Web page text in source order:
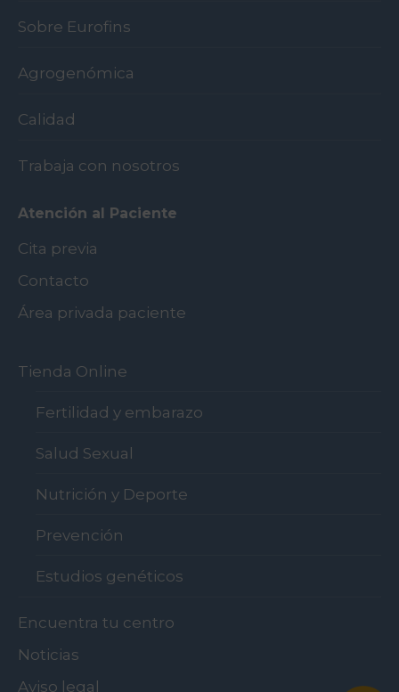
Sobre Eurofins
Agrogenómica
Calidad
Trabaja con nosotros
Atención al Paciente
Cita previa
Contacto
Área privada paciente
Tienda Online
Fertilidad y embarazo
Salud Sexual
Nutrición y Deporte
Prevención
Estudios genéticos
Encuentra tu centro
Noticias
Aviso legal